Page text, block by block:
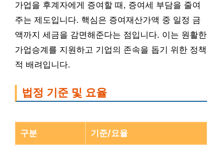
가업을 후계자에게 증여할 때, 증여세 부담을 줄여
주는 제도입니다. 핵심은 증여재산가액 중 일정 금
액까지 세금을 감면해준다는 점입니다. 이는 원활한
가업승계를 지원하고 기업의 존속을 돕기 위한 정책
적 배려입니다.
법정 기준 및 요율
구분 기준/요율